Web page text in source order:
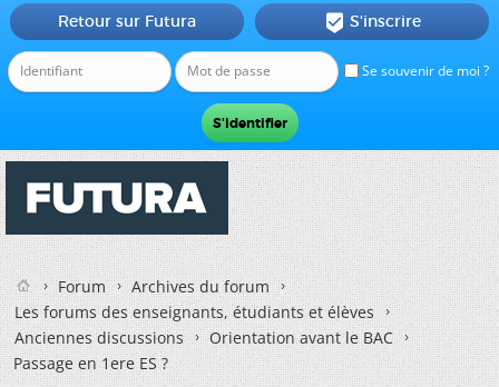
Se souvenir de moi ?
Retour sur Futura  S'inscrire
Forum
Archives du forum
Les forums des enseignants, étudiants et élèves
Anciennes discussions
Orientation avant le BAC
Passage en 1ere ES ?